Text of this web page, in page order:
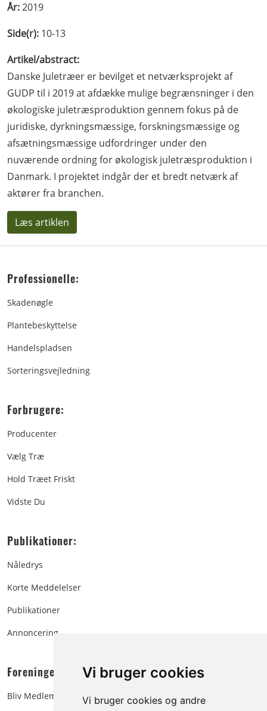
Vi bruger cookies
Vi bruger cookies og andre
År:2019
Side(r): 10-13
Artikel/abstract:
Danske Juletræer er bevilget et netværksprojekt af
GUDP til i 2019 at afdække mulige begrænsninger i den
økologiske juletræsproduktion gennem fokus på de
juridiske, dyrkningsmæssige, forskningsmæssige og
afsætningsmæssige udfordringer under den
nuværende ordning for økologisk juletræsproduktion i
Danmark. I projektet indgår der et bredt netværk af
aktører fra branchen.
Læs artiklen
Professionelle:
Skadenøgle
Plantebeskyttelse
Handelspladsen
Sorteringsvejledning
Forbrugere:
Producenter
Vælg Træ
Hold Træet Friskt
Vidste Du
Publikationer:
Nåledrys
Korte Meddelelser
Publikationer
Annoncering
Foreningen:
Bliv Medlem